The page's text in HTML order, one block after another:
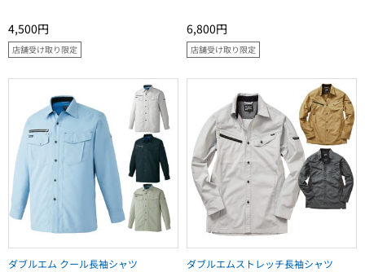
4,500円
店舗受け取り限定
6,800円
店舗受け取り限定
ダブルエム クール長袖シャツ
ダブルエムストレッチ長袖シャツ